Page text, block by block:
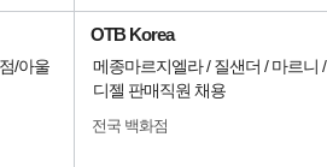
/아울
OTB Korea
메종마르지엘라 / 질샌더 / 마르니 /
디젤 판매직원 채용
전국 백화점